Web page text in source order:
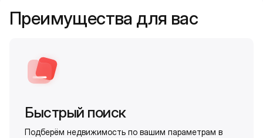
Преимущества для вас
Быстрый поиск
Подберём недвижимость по вашим параметрам в